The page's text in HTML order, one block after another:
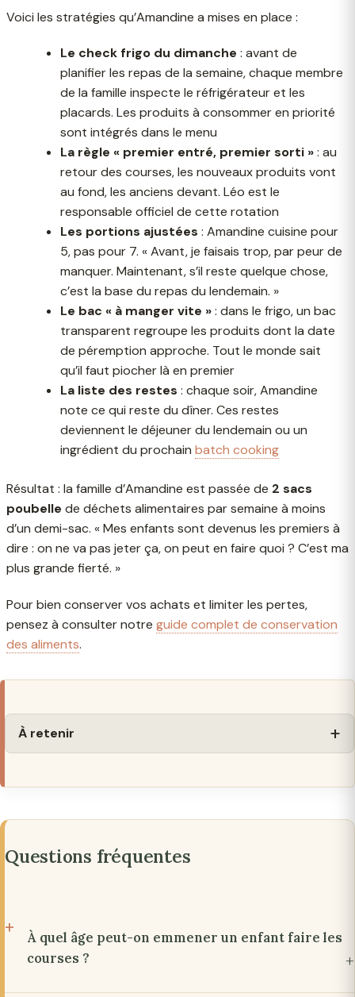
Voici les stratégies qu’Amandine a mises en place :
Le check frigo du dimanche : avant de
planifier les repas de la semaine, chaque membre
de la famille inspecte le réfrigérateur et les
placards. Les produits à consommer en priorité
sont intégrés dans le menu
La règle « premier entré, premier sorti »: au
retour des courses, les nouveaux produits vont
au fond, les anciens devant. Léo est le
responsable officiel de cette rotation
Les portions ajustées : Amandine cuisine pour
5, pas pour 7. « Avant, je faisais trop, par peur de
manquer. Maintenant, s’il reste quelque chose,
c’est la base du repas du lendemain. »
Le bac « à manger vite »: dans le frigo, un bac
transparent regroupe les produits dont la date
de péremption approche. Tout le monde sait
qu’il faut piocher là en premier
La liste des restes : chaque soir, Amandine
note ce qui reste du dîner. Ces restes
deviennent le déjeuner du lendemain ou un
ingrédient du prochain batch cooking
Résultat : la famille d’Amandine est passée de 2 sacs
poubelle de déchets alimentaires par semaine à moins
d’un demi-sac. « Mes enfants sont devenus les premiers à
dire : on ne va pas jeter ça, on peut en faire quoi ? C’est ma
plus grande fierté. »
Pour bien conserver vos achats et limiter les pertes,
pensez à consulter notre guide complet de conservation
des aliments.
À retenir
Questions fréquentes
À quel âge peut-on emmener un enfant faire les
courses ?